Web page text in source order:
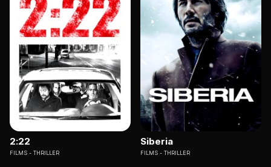
2:22
FILMS THRILLER
Siberia
FILMS THRILLER